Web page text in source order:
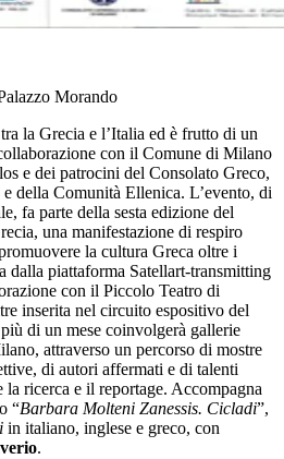
Morando
la Grecia e l’Italia ed è frutto di un
con il Comune di Milano
e dei patrocini del Consolato Greco,
della Comunità Ellenica. L’evento, di
fa parte della sesta edizione del
una manifestazione di respiro
la cultura Greca oltre i
dalla piattaforma Satellart-transmitting
con il Piccolo Teatro di
inserita nel circuito espositivo del
di un mese coinvolgerà gallerie
attraverso un percorso di mostre
di autori affermati e di talenti
la ricerca e il reportage. Accompagna
“Barbara Molteni Zanessis. Cicladi”,
in italiano, inglese e greco, con
.